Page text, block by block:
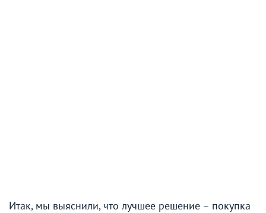
Итак, мы выяснили, что лучшее решение – покупка